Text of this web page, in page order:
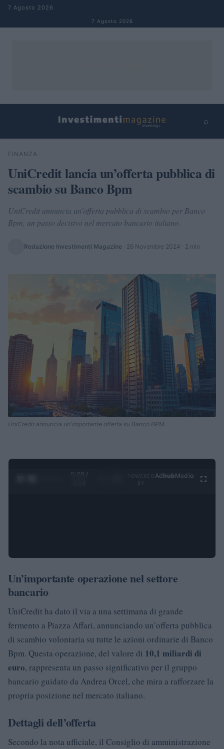
Salta al contenuto
7 Agosto 2026
7 Agosto 2026
⌕
Cerca
FINANZA
UniCredit lancia un’offerta pubblica di
scambio su Banco Bpm
UniCredit annuncia un'offerta pubblica di scambio per Banco
Bpm, un passo decisivo nel mercato bancario italiano.
Redazione Investimenti Magazine · 26 Novembre 2024 · 2 min
UniCredit annuncia un'importante offerta su Banco BPM.
0:29 /
Ad hubMedia
Un’importante operazione nel settore
bancario
UniCredit ha dato il via a una settimana di grande
fermento a Piazza Affari, annunciando un’offerta pubblica
di scambio volontaria su tutte le azioni ordinarie di Banco
Bpm. Questa operazione, del valore di 10,1 miliardi di
euro, rappresenta un passo significativo per il gruppo
bancario guidato da Andrea Orcel, che mira a rafforzare la
propria posizione nel mercato italiano.
Dettagli dell’offerta
Secondo la nota ufficiale, il Consiglio di amministrazione